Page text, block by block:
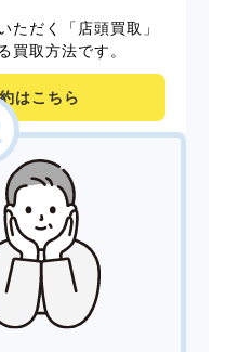
ただく「店頭買取」
買取方法です。
はこちら